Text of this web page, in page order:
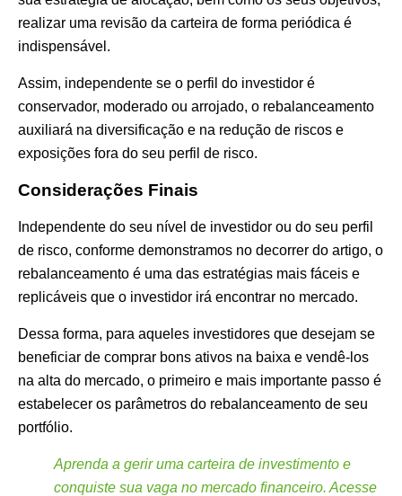
realizar uma revisão da carteira de forma periódica é
indispensável.
Assim, independente se o perfil do investidor é
conservador, moderado ou arrojado, o rebalanceamento
auxiliará na diversificação e na redução de riscos e
exposições fora do seu perfil de risco.
Considerações Finais
Independente do seu nível de investidor ou do seu perfil
de risco, conforme demonstramos no decorrer do artigo, o
rebalanceamento é uma das estratégias mais fáceis e
replicáveis que o investidor irá encontrar no mercado.
Dessa forma, para aqueles investidores que desejam se
beneficiar de comprar bons ativos na baixa e vendê-los
na alta do mercado, o primeiro e mais importante passo é
estabelecer os parâmetros do rebalanceamento de seu
portfólio.
Aprenda a gerir uma carteira de investimento e
conquiste sua vaga no mercado financeiro. Acesse